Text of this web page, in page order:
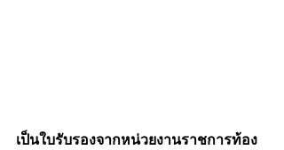
เป็นใบรับรองจากหน่วยงานราชการท้อง